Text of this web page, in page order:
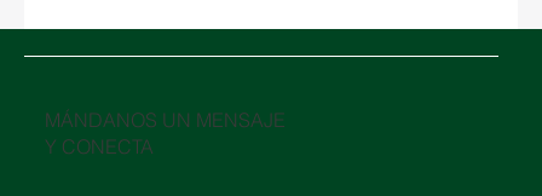
​MÁNDANOS UN MENSAJE
Y CONECTA